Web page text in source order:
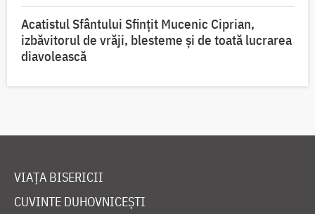
Acatistul Sfântului Sfințit Mucenic Ciprian,
izbăvitorul de vrăji, blesteme și de toată lucrarea
diavolească
VIAȚA BISERICII
CUVINTE DUHOVNICEȘTI